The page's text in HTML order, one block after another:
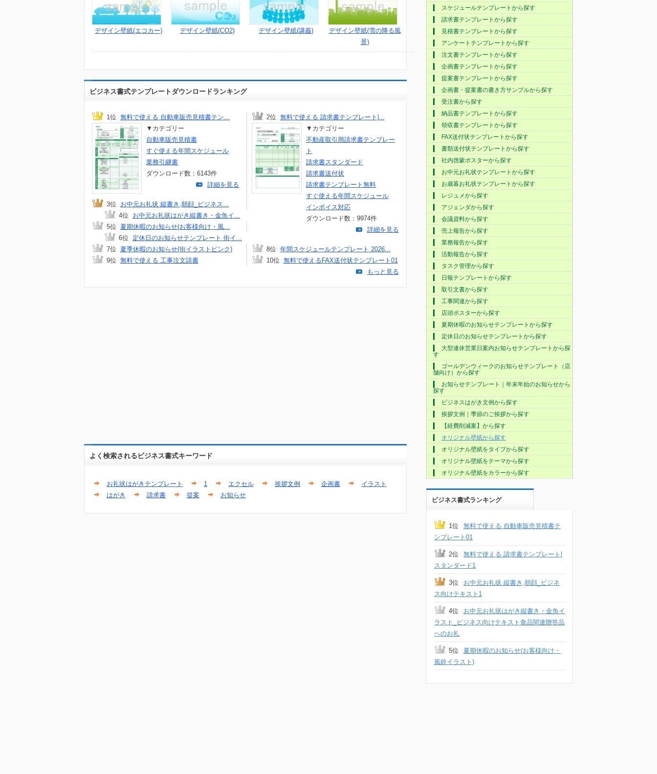
デザイン壁紙(エコカー) デザイン壁紙(CO2) デザイン壁紙(講義)
デザイン壁紙(雪の降る風
景)
ビジネス書式テンプレートダウンロードランキング
1位 無料で使える 自動車販売見積書テン...
▼カテゴリー
自動車販売見積書
すぐ使える年間スケジュール
業務引継書
ダウンロード数：6143件
詳細を見る
2位 無料で使える 請求書テンプレート|...
▼カテゴリー
不動産取引用請求書テンプレー
ト
請求書スタンダード
請求書送付状
請求書テンプレート無料
すぐ使える年間スケジュール
インボイス対応
ダウンロード数：9974件
詳細を見る
3位 お中元お礼状 縦書き,朝顔_ビジネス...
4位 お中元お礼状はがき縦書き・金魚イ...
5位 夏期休暇のお知らせ(お客様向け・風...
6位 定休日のお知らせテンプレート 街イ...
7位 夏季休暇のお知らせ(街イラストピンク) 8位 年間スケジュールテンプレート 2026...
9位 無料で使える 工事注文請書 10位 無料で使えるFAX送付状テンプレート01
もっと見る
よく検索されるビジネス書式キーワード
お礼状はがきテンプレート 1 エクセル 挨拶文例 企画書
イラスト
はがき
請求書 提案 お知らせ
スケジュールテンプレートから探す
請求書テンプレートから探す
見積書テンプレートから探す
アンケートテンプレートから探す
注文書テンプレートから探す
企画書テンプレートから探す
提案書テンプレートから探す
企画書・提案書の書き方サンプルから探す
受注書から探す
納品書テンプレートから探す
領収書テンプレートから探す
FAX送付状テンプレートから探す
書類送付状テンプレートから探す
社内啓蒙ポスターから探す
お中元お礼状テンプレートから探す
お歳暮お礼状テンプレートから探す
レジュメから探す
アジェンダから探す
会議資料から探す
売上報告から探す
業務報告から探す
活動報告から探す
タスク管理から探す
日報テンプレートから探す
取引文書から探す
工事関連から探す
店頭ポスターから探す
夏期休暇のお知らせテンプレートから探す
定休日のお知らせテンプレートから探す
大型連休営業日案内お知らせテンプレートから探
す
ゴールデンウィークのお知らせテンプレート（店
舗向け）から探す
お知らせテンプレート｜年末年始のお知らせから
探す
ビジネスはがき文例から探す
挨拶文例｜季節のご挨拶から探す
【経費削減案】から探す
オリジナル壁紙から探す
オリジナル壁紙をタイプから探す
オリジナル壁紙をテーマから探す
オリジナル壁紙をカラーから探す
ビジネス書式ランキング
1位
無料で使える 自動車販売見積書テ
ンプレート01
2位
無料で使える 請求書テンプレート|
スタンダード1
3位
お中元お礼状 縦書き,朝顔_ビジネ
ス向けテキスト1
4位
お中元お礼状はがき縦書き・金魚イ
ラスト_ビジネス向けテキスト食品関連贈答品
へのお礼
5位
夏期休暇のお知らせ(お客様向け・
風鈴イラスト)